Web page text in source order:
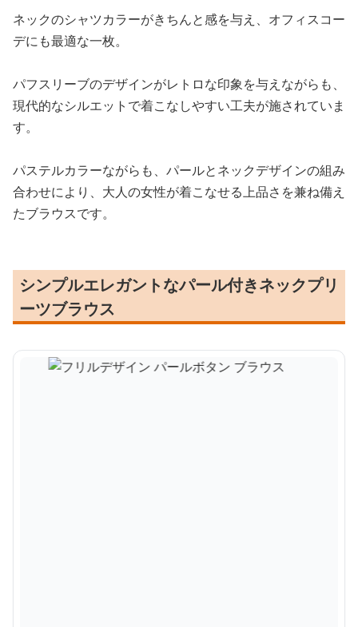
ネックのシャツカラーがきちんと感を与え、オフィスコー
デにも最適な一枚。
パフスリーブのデザインがレトロな印象を与えながらも、
現代的なシルエットで着こなしやすい工夫が施されていま
す。
パステルカラーながらも、パールとネックデザインの組み
合わせにより、大人の女性が着こなせる上品さを兼ね備え
たブラウスです。
シンプルエレガントなパール付きネックプリ
ーツブラウス